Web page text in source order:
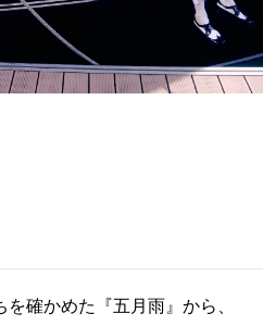
確かめた『五月雨』から、